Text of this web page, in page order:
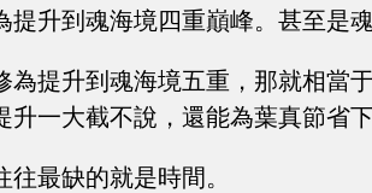
升到魂海境四重巔峰。甚至是魂
為提升到魂海境五重，那就相當
一大截不說，還能為葉真節省
最缺的就是時間。